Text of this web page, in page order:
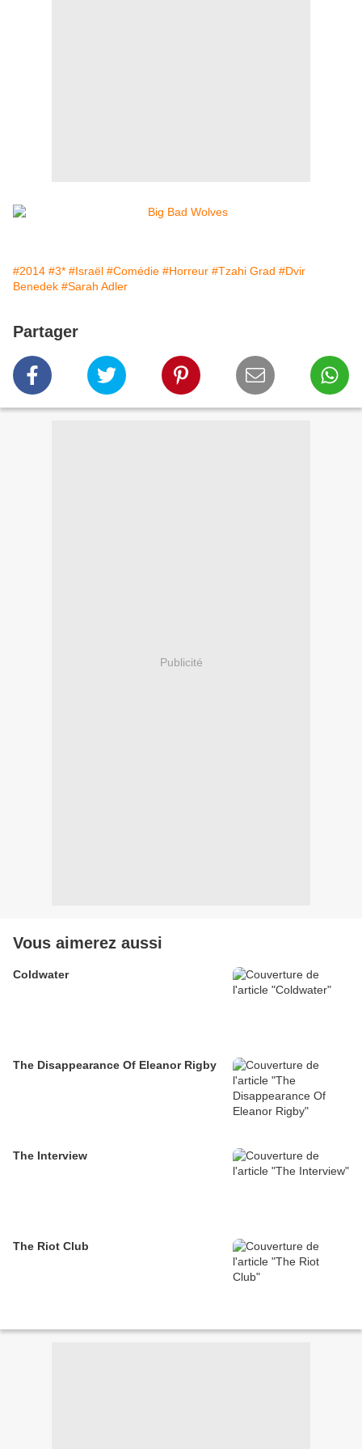
#2014 #3* #Israël #Comédie #Horreur #Tzahi Grad #Dvir
Benedek #Sarah Adler
Partager
Publicité
Vous aimerez aussi
Coldwater
The Disappearance Of Eleanor Rigby
The Interview
The Riot Club